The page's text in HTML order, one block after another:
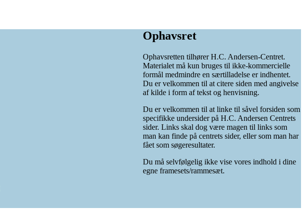
Ophavsret
Ophavsretten tilhører H.C. Andersen-Centret.
Materialet må kun bruges til ikke-kommercielle
formål medmindre en særtilladelse er indhentet.
Du er velkommen til at citere siden med angivelse
af kilde i form af tekst og henvisning.
Du er velkommen til at linke til såvel forsiden som
specifikke undersider på H.C. Andersen Centrets
sider. Links skal dog være magen til links som
man kan finde på centrets sider, eller som man har
fået som søgeresultater.
Du må selvfølgelig ikke vise vores indhold i dine
egne framesets/rammesæt.